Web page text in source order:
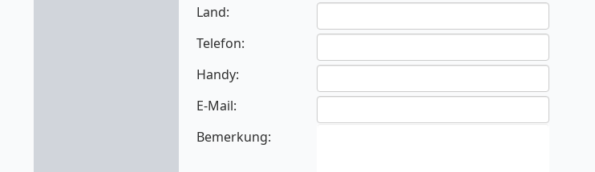
Land:
Telefon:
Handy:
E-Mail:
Bemerkung: